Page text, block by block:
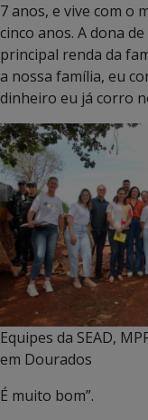
7 anos, e vive com o
cinco anos. A dona
principal renda da
a nossa família, eu
dinheiro eu já corro
Equipes da SEAD,
em Dourados
É muito bom”.